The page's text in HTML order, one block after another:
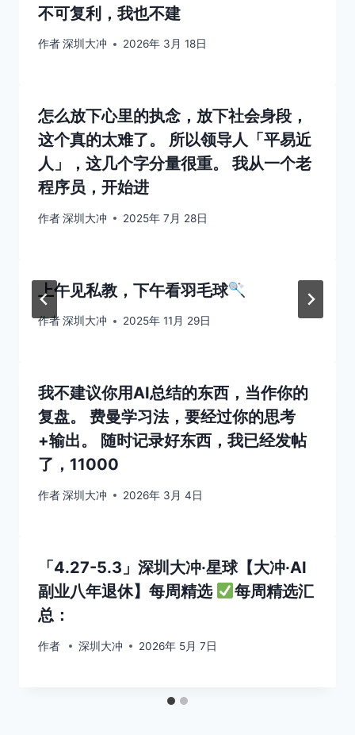
不可复利，我也不建
作者深圳大冲 2026年 3月 18日
怎么放下心里的执念，放下社会身段，
这个真的太难了。 所以领导人「平易近
人」，这几个字分量很重。 我从一个老
程序员，开始进
作者深圳大冲 2025年 7月 28日
上午见私教，下午看羽毛球
作者深圳大冲 2025年 11月 29日
我不建议你用AI总结的东西，当作你的
复盘。 费曼学习法，要经过你的思考
+输出。 随时记录好东西，我已经发帖
了，11000
作者深圳大冲 2026年 3月 4日
「4.27-5.3」深圳大冲·星球【大冲·AI
副业八年退休】每周精选
每周精选汇
总：
作者 深圳大冲 2026年 5月 7日